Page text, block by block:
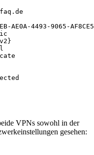
4493-9065-
VPNs sowohl in der
gesehen: